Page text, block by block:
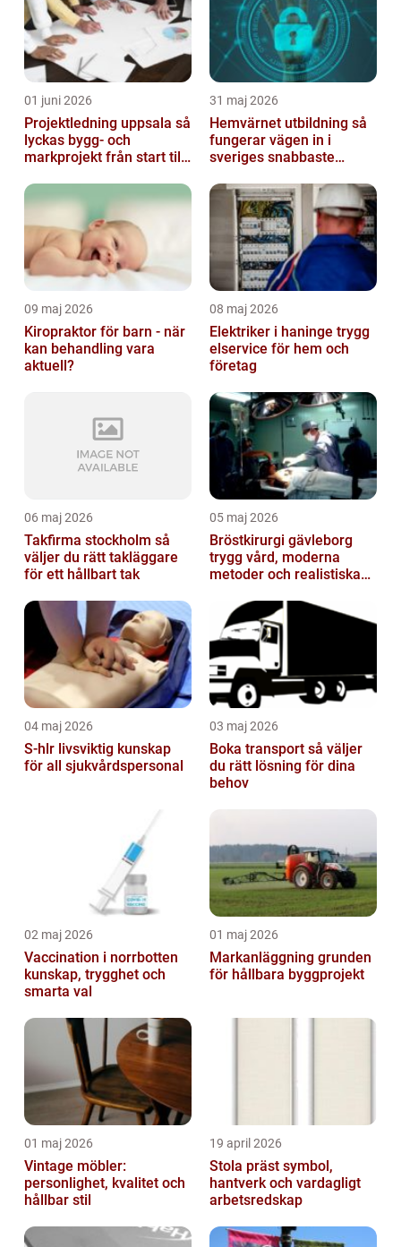
01 juni 2026
Projektledning uppsala så
lyckas bygg- och
markprojekt från start till
31 maj 2026
Hemvärnet utbildning så
fungerar vägen in i
sveriges snabbaste
09 maj 2026
Kiropraktor för barn - när
kan behandling vara
aktuell?
08 maj 2026
Elektriker i haninge trygg
elservice för hem och
företag
06 maj 2026
Takfirma stockholm så
väljer du rätt takläggare
för ett hållbart tak
05 maj 2026
Bröstkirurgi gävleborg
trygg vård, moderna
metoder och realistiska
04 maj 2026
S-hlr livsviktig kunskap
för all sjukvårdspersonal
03 maj 2026
Boka transport så väljer
du rätt lösning för dina
behov
02 maj 2026
Vaccination i norrbotten
kunskap, trygghet och
smarta val
01 maj 2026
Markanläggning grunden
för hållbara byggprojekt
01 maj 2026
Vintage möbler:
personlighet, kvalitet och
hållbar stil
19 april 2026
Stola präst symbol,
hantverk och vardagligt
arbetsredskap